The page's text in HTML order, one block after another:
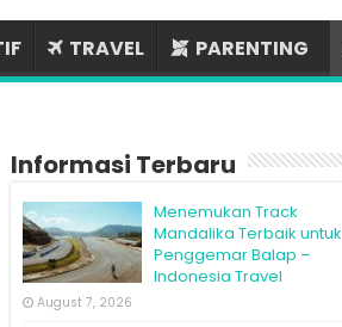
TRAVEL PARENTING
Informasi Terbaru
Menemukan Track
Mandalika Terbaik untuk
Penggemar Balap –
Indonesia Travel
August 7, 2026